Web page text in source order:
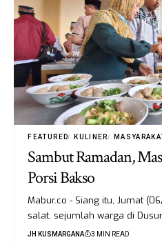
FEATURED KULINER
Sambut Ramadan,
Porsi Bakso
Mabur.co - Siang itu, Jumat
salat, sejumlah warga di
JH KUSMARGANA 3 MIN READ